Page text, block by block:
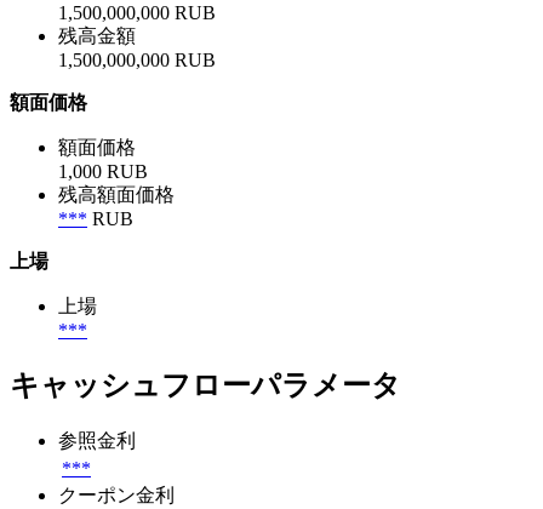
1,500,000,000 RUB
残高金額
1,500,000,000 RUB
額面価格
額面価格
1,000 RUB
残高額面価格
*** RUB
上場
上場
***
キャッシュフローパラメータ
参照金利
***
クーポン金利